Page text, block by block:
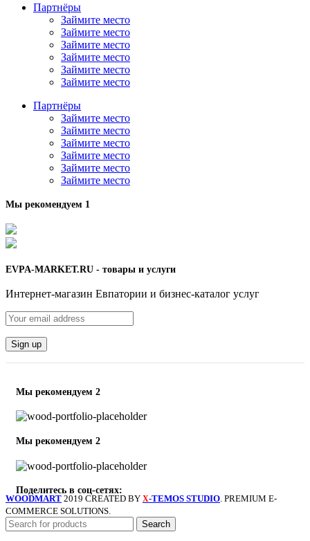
Партнёры
Займите место
Займите место
Займите место
Займите место
Займите место
Займите место
Партнёры
Займите место
Займите место
Займите место
Займите место
Займите место
Займите место
Мы рекомендуем 1
EVPA-MARKET.RU - товары и услуги
Интернет-магазин Евпатории и бизнес-каталог услуг
Мы рекомендуем 2
Мы рекомендуем 2
Поделитесь в соц-сетях:
WOODMART 2019 CREATED BY X-TEMOS STUDIO . PREMIUM E-
COMMERCE SOLUTIONS.
Search